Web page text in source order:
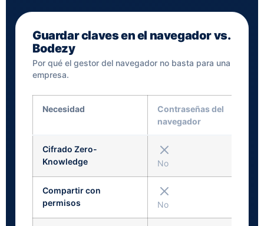
Guardar claves en el navegador vs.
Bodezy
Por qué el gestor del navegador no basta para una
empresa.
Necesidad
Contraseñas del
navegador
Cifrado Zero-
Knowledge
No
Compartir con
permisos
No